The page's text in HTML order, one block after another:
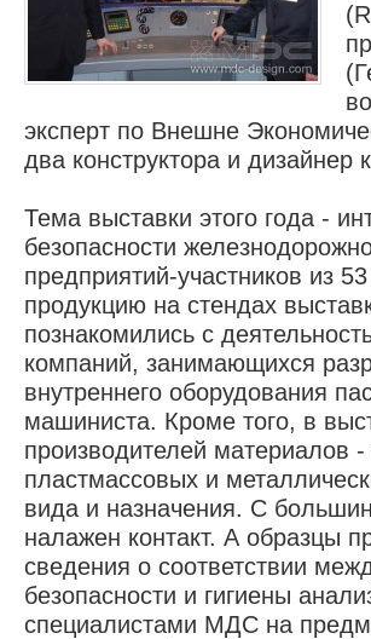
эксперт по Внешне
два конструктора и дизайнер
Тема выставки этого года -
безопасности
предприятий-участников из
продукцию на стендах
познакомились с
компаний, занимающихся
внутреннего оборудования
машиниста. Кроме того, в
производителей материалов
пластмассовых и
вида и назначения. С
налажен контакт. А образцы
сведения о соответствии
безопасности и гигиены
специалистами МДС на